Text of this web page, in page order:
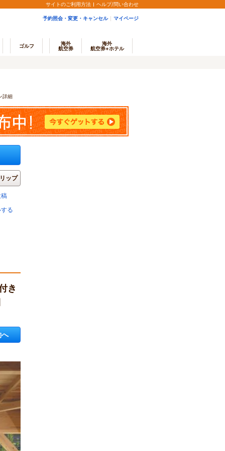
サイトのご利用方法 ヘルプ/問い合わせ
予約照会・変更・キャンセル マイページ
ゴルフ
海外
航空券
海外
航空券+ホテル
詳細
ップ
る
き
へ